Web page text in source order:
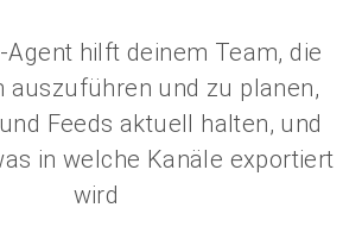
Agent hilft deinem Team, die
auszuführen und zu planen,
Feeds aktuell halten, und
in welche Kanäle exportiert
wird